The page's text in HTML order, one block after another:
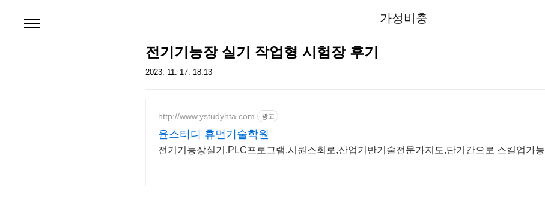
가성비충
전기기능장 실기 작업형 시험장 후기
2023. 11. 17. 18:13
http://www.ystudyhta.com 광고
윤스터디 휴먼기술학원
전기기능장실기,PLC프로그램,시퀀스회로,산업기반기술전문가지도,단기간으로 스킬업가능